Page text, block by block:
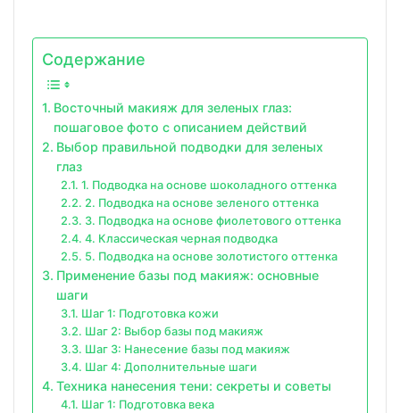
Содержание
Восточный макияж для зеленых глаз:
пошаговое фото с описанием действий
Выбор правильной подводки для зеленых
глаз
1. Подводка на основе шоколадного оттенка
2. Подводка на основе зеленого оттенка
3. Подводка на основе фиолетового оттенка
4. Классическая черная подводка
5. Подводка на основе золотистого оттенка
Применение базы под макияж: основные
шаги
Шаг 1: Подготовка кожи
Шаг 2: Выбор базы под макияж
Шаг 3: Нанесение базы под макияж
Шаг 4: Дополнительные шаги
Техника нанесения тени: секреты и советы
Шаг 1: Подготовка века